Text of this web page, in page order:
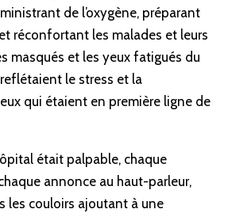
de l’oxygène, préparant
réconfortant les malades et leurs
masqués et les yeux fatigués du
le stress et la
qui étaient en première ligne de
était palpable, chaque
annonce au haut-parleur,
les couloirs ajoutant à une